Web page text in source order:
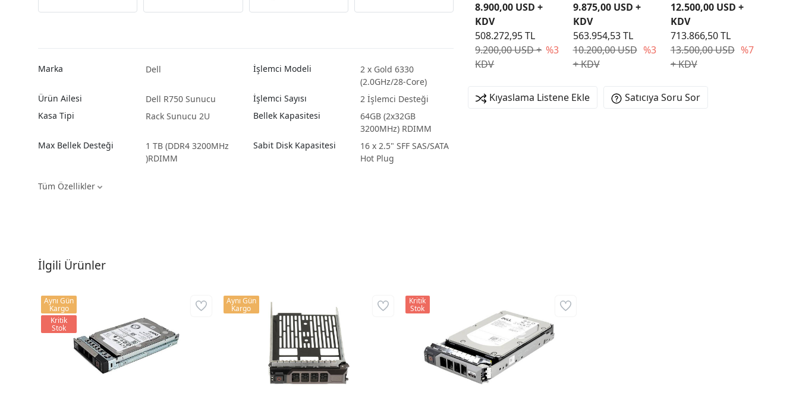
Marka Dell İşlemci Modeli
2 x Gold 6330
(2.0GHz/28-Core)
Ürün Ailesi
Dell R750 Sunucu İşlemci Sayısı
2 İşlemci Desteği
Kasa Tipi
Rack Sunucu 2U Bellek Kapasitesi
64GB (2x32GB
3200MHz) RDIMM
Max Bellek Desteği
1 TB (DDR4 3200MHz
)RDIMM
Sabit Disk Kapasitesi
16 x 2.5" SFF SAS/SATA
Hot Plug
Tüm Özellikler
9.200,00 USD +
KDV
%3
8.900,00 USD +
KDV
508.272,95 TL
10.200,00 USD
+ KDV
%3
9.875,00 USD +
KDV
563.954,53 TL
13.500,00 USD
+ KDV
%7
12.500,00 USD +
KDV
713.866,50 TL
Kıyaslama Listene Ekle Satıcıya Soru Sor
İlgili Ürünler
Aynı Gün
Kargo
Kritik
Stok
Aynı Gün
Kargo
Kritik
Stok